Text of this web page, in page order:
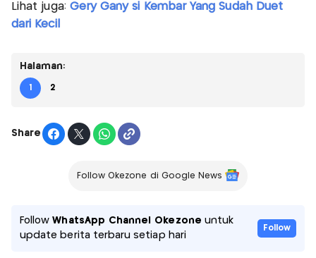
Lihat juga: Gery Gany si Kembar Yang Sudah Duet
dari Kecil
Halaman:
1 2
Share
Follow Okezone di Google News
FollowWhatsApp Channel Okezone untuk
update berita terbaru setiap hari
Follow